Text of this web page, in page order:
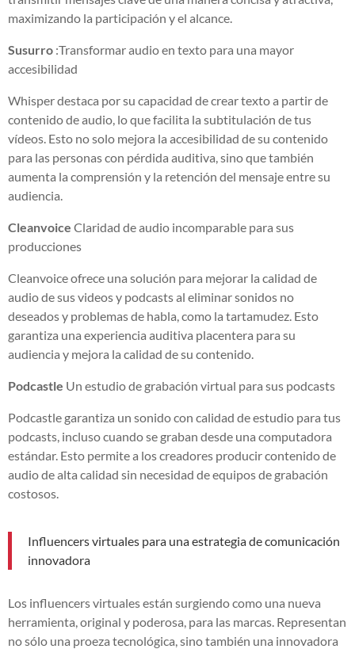
maximizando la participación y el alcance.
Susurro :Transformar audio en texto para una mayor
accesibilidad
Whisper destaca por su capacidad de crear texto a partir de
contenido de audio, lo que facilita la subtitulación de tus
vídeos. Esto no solo mejora la accesibilidad de su contenido
para las personas con pérdida auditiva, sino que también
aumenta la comprensión y la retención del mensaje entre su
audiencia.
Cleanvoice Claridad de audio incomparable para sus
producciones
Cleanvoice ofrece una solución para mejorar la calidad de
audio de sus videos y podcasts al eliminar sonidos no
deseados y problemas de habla, como la tartamudez. Esto
garantiza una experiencia auditiva placentera para su
audiencia y mejora la calidad de su contenido.
Podcastle Un estudio de grabación virtual para sus podcasts
Podcastle garantiza un sonido con calidad de estudio para tus
podcasts, incluso cuando se graban desde una computadora
estándar. Esto permite a los creadores producir contenido de
audio de alta calidad sin necesidad de equipos de grabación
costosos.
Influencers virtuales para una estrategia de comunicación
innovadora
Los influencers virtuales están surgiendo como una nueva
herramienta, original y poderosa, para las marcas. Representan
no sólo una proeza tecnológica, sino también una innovadora